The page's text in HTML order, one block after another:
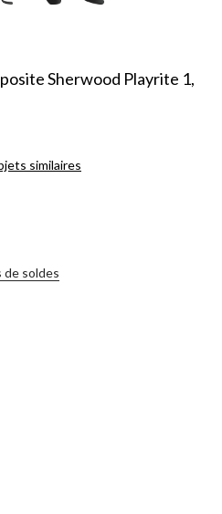
Sherwood Playrite 1,
similaires
de soldes